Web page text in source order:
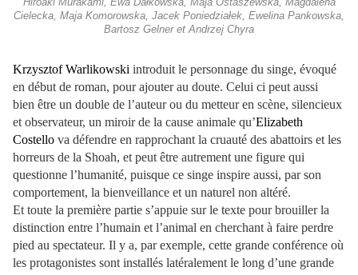
Hiroaki Murakami, Ewa Dałkowska, Maja Ostaszewska, Magdalena
Cielecka, Maja Komorowska, Jacek Poniedziałek, Ewelina Pankowska,
Bartosz Gelner et Andrzej Chyra
Krzysztof Warlikowski introduit le personnage du singe, évoqué
en début de roman, pour ajouter au doute. Celui ci peut aussi
bien être un double de l’auteur ou du metteur en scène, silencieux
et observateur, un miroir de la cause animale qu’Elizabeth
Costello va défendre en rapprochant la cruauté des abattoirs et les
horreurs de la Shoah, et peut être autrement une figure qui
questionne l’humanité, puisque ce singe inspire aussi, par son
comportement, la bienveillance et un naturel non altéré.
Et toute la première partie s’appuie sur le texte pour brouiller la
distinction entre l’humain et l’animal en cherchant à faire perdre
pied au spectateur. Il y a, par exemple, cette grande conférence où
les protagonistes sont installés latéralement le long d’une grande